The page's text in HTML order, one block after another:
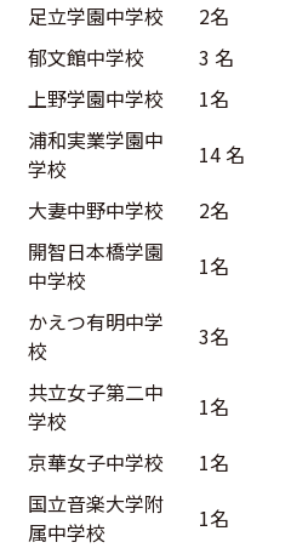
足立学園中学校
2名
郁文館中学校
3 名
上野学園中学校
1名
浦和実業学園中
学校
14 名
大妻中野中学校
2名
開智日本橋学園
中学校
1名
かえつ有明中学
校
3名
共立女子第二中
学校
1名
京華女子中学校
1名
国立音楽大学附
属中学校
1名